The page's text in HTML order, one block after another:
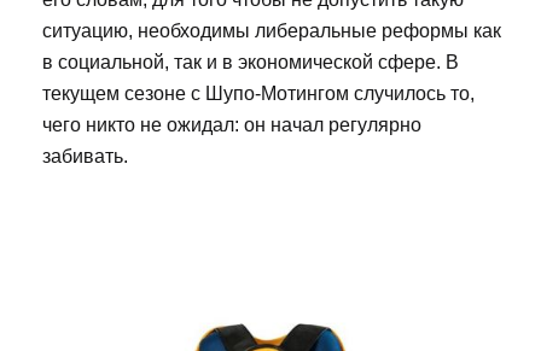
ситуацию, необходимы либеральные реформы как
в социальной, так и в экономической сфере. В
текущем сезоне с Шупо-Мотингом случилось то,
чего никто не ожидал: он начал регулярно
забивать.